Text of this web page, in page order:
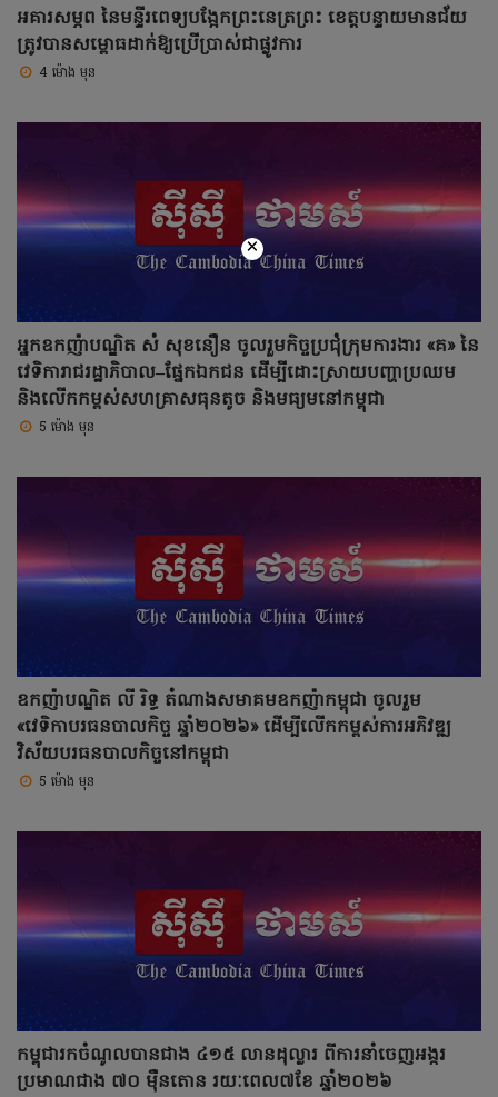
អគារសម្ភព នៃមន្ទីរពេទ្យបង្អែកព្រះនេត្រព្រះ ខេត្តបន្ទាយមានជ័យ
ត្រូវបានសម្ពោធដាក់ឱ្យប្រើប្រាស់ជាផ្លូវការ
4 ម៉ោង មុន
អ្នកឧកញ៉ាបណ្ឌិត សំ សុខនឿន ចូលរួមកិច្ចប្រជុំក្រុមការងារ «គ» នៃ
វេទិការាជរដ្ឋាភិបាល–ផ្នែកឯកជន ដើម្បីដោះស្រាយបញ្ហាប្រឈម
និងលើកកម្ពស់សហគ្រាសធុនតូច និងមធ្យមនៅកម្ពុជា
5 ម៉ោង មុន
ឧកញ៉ាបណ្ឌិត លី រិទ្ធ តំណាងសមាគមឧកញ៉ាកម្ពុជា ចូលរួម
«វេទិកាបរធនបាលកិច្ច ឆ្នាំ២០២៦» ដើម្បីលើកកម្ពស់ការអភិវឌ្ឍ
វិស័យបរធនបាលកិច្ចនៅកម្ពុជា
5 ម៉ោង មុន
កម្ពុជារកចំណូលបានជាង ៤១៥ លានដុល្លារ ពីការនាំចេញអង្ករ
ប្រមាណជាង ៧០ ម៉ឺនតោន រយៈពេល៧ខែ ឆ្នាំ២០២៦
×